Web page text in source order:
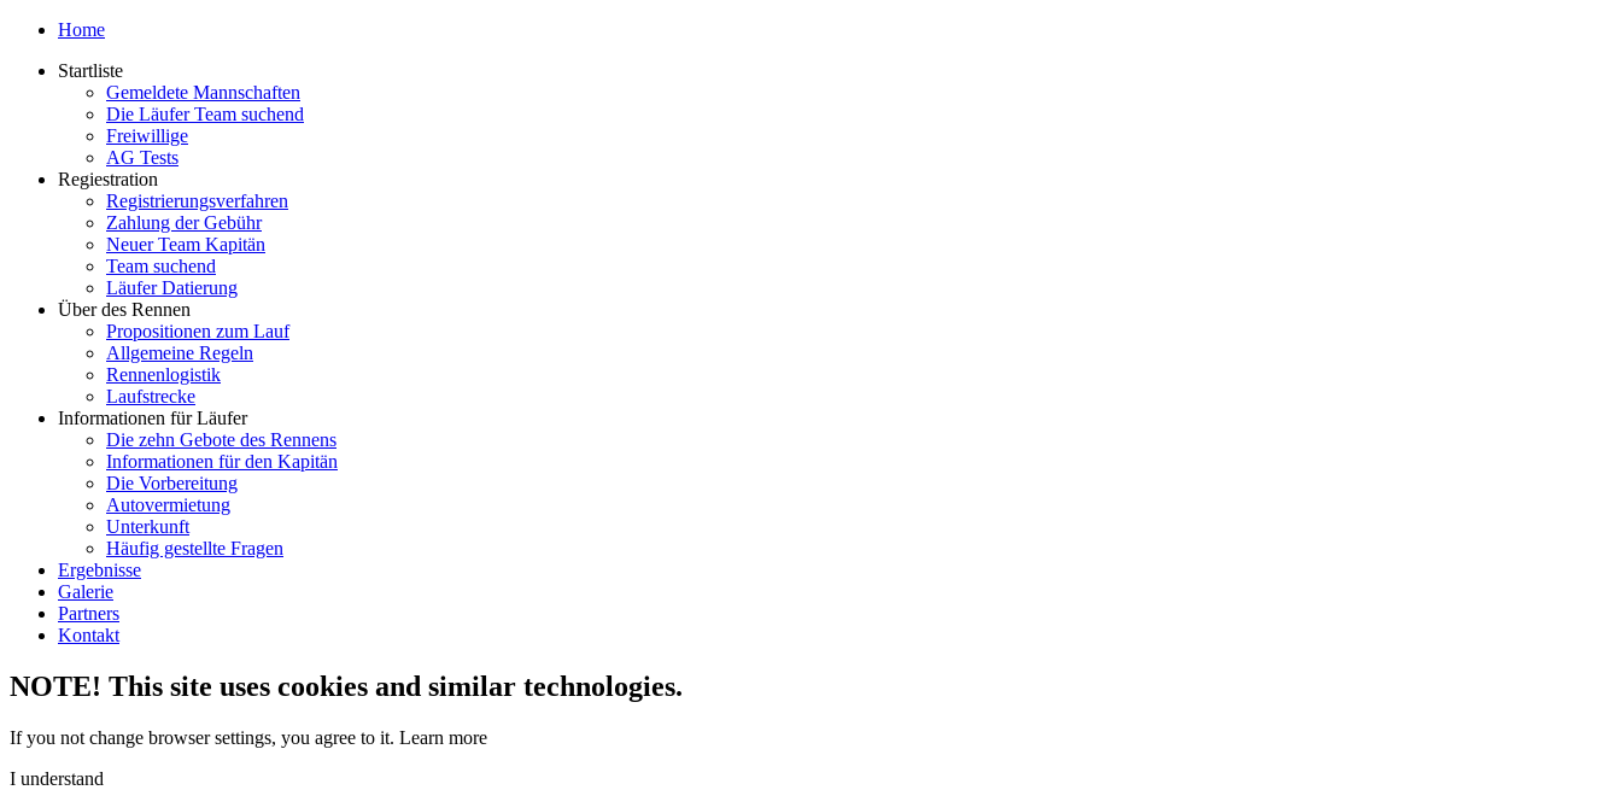
Home
Startliste
Gemeldete Mannschaften
Die Läufer Team suchend
Freiwillige
AG Tests
Regiestration
Registrierungsverfahren
Zahlung der Gebühr
Neuer Team Kapitän
Team suchend
Läufer Datierung
Über des Rennen
Propositionen zum Lauf
Allgemeine Regeln
Rennenlogistik
Laufstrecke
Informationen für Läufer
Die zehn Gebote des Rennens
Informationen für den Kapitän
Die Vorbereitung
Autovermietung
Unterkunft
Häufig gestellte Fragen
Ergebnisse
Galerie
Partners
Kontakt
NOTE! This site uses cookies and similar technologies.
If you not change browser settings, you agree to it. Learn more
I understand